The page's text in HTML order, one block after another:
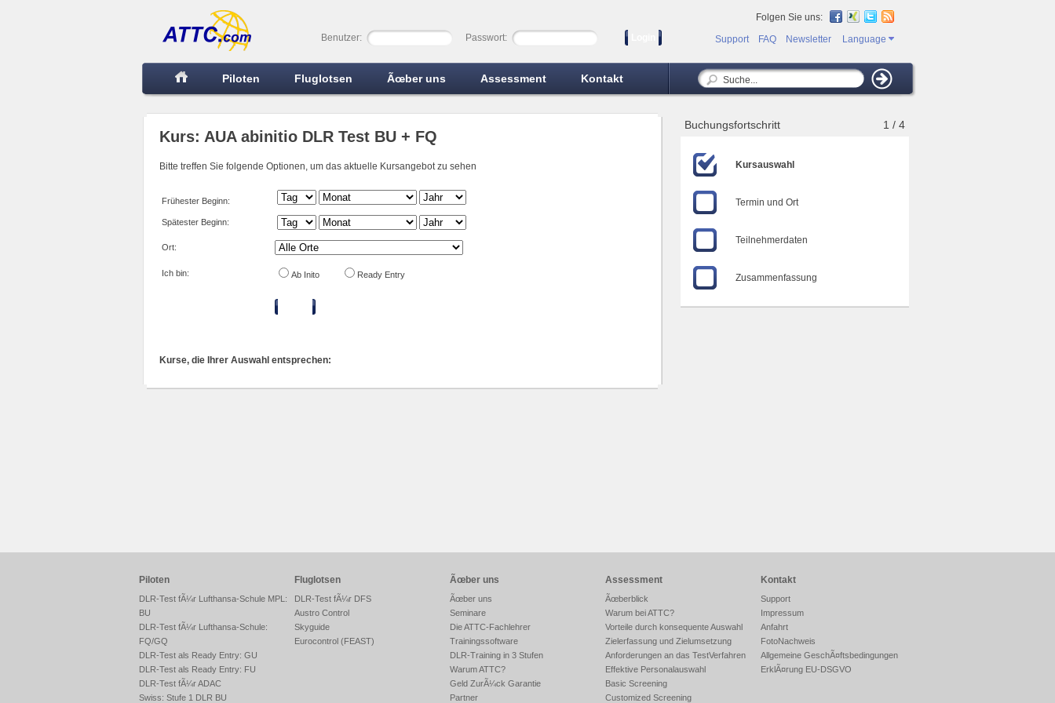
Benutzer: Passwort:
Folgen Sie uns:
Language
Support FAQ Newsletter
Piloten Fluglotsen Ãœber uns Assessment Kontakt
Kurs: AUA abinitio DLR Test BU + FQ
Bitte treffen Sie folgende Optionen, um das aktuelle Kursangebot zu sehen
Frühester Beginn:
Spätester Beginn:
Ort:
Ich bin: Ab Inito Ready Entry
Kurse, die Ihrer Auswahl entsprechen:
Buchungsfortschritt 1 / 4
Kursauswahl
Termin und Ort
Teilnehmerdaten
Zusammenfassung
Piloten
DLR-Test fÃ¼r Lufthansa-Schule MPL:
BU
DLR-Test fÃ¼r Lufthansa-Schule:
FQ/GQ
DLR-Test als Ready Entry: GU
DLR-Test als Ready Entry: FU
DLR-Test fÃ¼r ADAC
Swiss: Stufe 1 DLR BU
Fluglotsen
DLR-Test fÃ¼r DFS
Austro Control
Skyguide
Eurocontrol (FEAST)
Ãœber uns
Ãœber uns
Seminare
Die ATTC-Fachlehrer
Trainingssoftware
DLR-Training in 3 Stufen
Warum ATTC?
Geld ZurÃ¼ck Garantie
Partner
Assessment
Ãœberblick
Warum bei ATTC?
Vorteile durch konsequente Auswahl
Zielerfassung und Zielumsetzung
Anforderungen an das TestVerfahren
Effektive Personalauswahl
Basic Screening
Customized Screening
Kontakt
Support
Impressum
Anfahrt
FotoNachweis
Allgemeine GeschÃ¤ftsbedingungen
ErklÃ¤rung EU-DSGVO